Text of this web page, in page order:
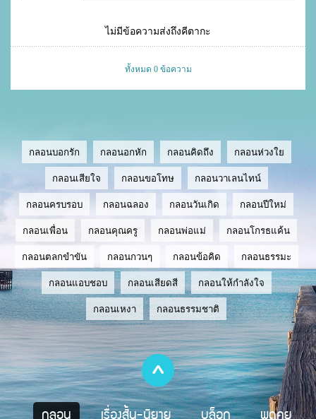
ไม่มีข้อความส่งถึงคีตากะ
ทั้งหมด 0 ข้อความ
กลอนบอกรัก กลอนอกหัก กลอนคิดถึง กลอนห่วงใย
กลอนเสียใจ กลอนขอโทษ กลอนวาเลนไทน์
กลอนครบรอบ กลอนฉลอง กลอนวันเกิด กลอนปีใหม่
กลอนเพื่อน กลอนคุณครู กลอนพ่อแม่ กลอนโกรธแค้น
กลอนตลกขำขัน กลอนกวนๆ กลอนข้อคิด กลอนธรรมะ
กลอนแอบชอบ กลอนเสียดสี กลอนให้กำลังใจ
กลอนเหงา กลอนธรรมชาติ
กลอน เรื่องสั้น-นิยาย บล็อก พูดคุย